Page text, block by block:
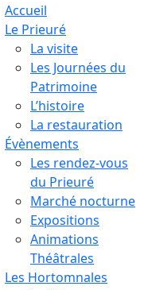
Accueil
Le Prieuré
La visite
Les Journées du
Patrimoine
L’histoire
La restauration
Évènements
Les rendez-vous
du Prieuré
Marché nocturne
Expositions
Animations
Théâtrales
Les Hortomnales